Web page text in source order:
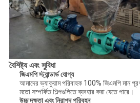
বৈশিষ্ট্য এবং সুবিধা
জিএমপি স্ট্যান্ডার্ড যোগ্য
আমাদের ভ্যাকুয়াম পরিবাহক 100% জিএমপি মান পূরণ
মতো সম্পর্কিত শিল্পগুলিতে ব্যবহার করা যেতে পারে।
উচ্চ দক্ষতা এবং নিরাপদ পরিবহন